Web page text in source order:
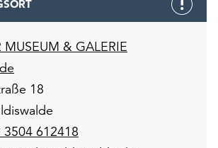
MUSEUM & GALERIE
18
3504 612418